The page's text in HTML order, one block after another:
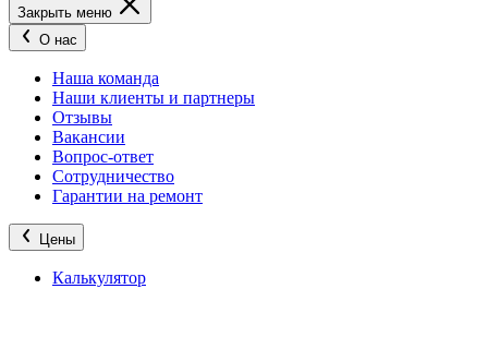
Закрыть меню
О нас
Наша команда
Наши клиенты и партнеры
Отзывы
Вакансии
Вопрос-ответ
Сотрудничество
Гарантии на ремонт
Цены
Калькулятор